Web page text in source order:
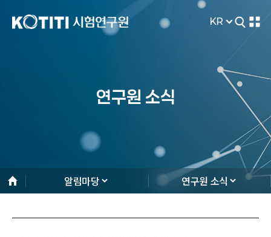
KR
연구원 소식
알림마당 연구원 소식